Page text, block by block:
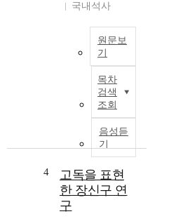
국내석사
원문보
기
목차
검색
조회
음성듣
기
4
고독을 표현
한 장신구 연
구